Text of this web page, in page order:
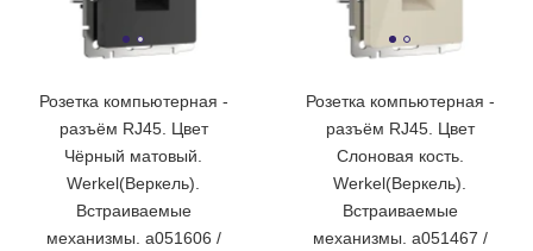
Розетка компьютерная -
разъём RJ45. Цвет
Чёрный матовый.
Werkel(Веркель).
Встраиваемые
механизмы. a051606 /
Розетка компьютерная -
разъём RJ45. Цвет
Слоновая кость.
Werkel(Веркель).
Встраиваемые
механизмы. a051467 /